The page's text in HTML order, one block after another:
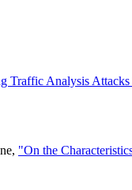
Traffic Analysis
"On the